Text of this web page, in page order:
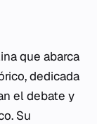
que abarca
dedicada
el debate y
Su